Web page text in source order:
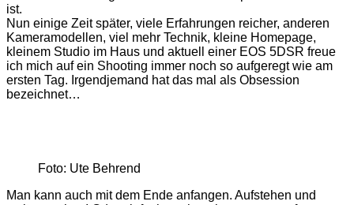
ist.
Nun einige Zeit später, viele Erfahrungen reicher, anderen
Kameramodellen, viel mehr Technik, kleine Homepage,
kleinem Studio im Haus und aktuell einer EOS 5DSR freue
ich mich auf ein Shooting immer noch so aufgeregt wie am
ersten Tag. Irgendjemand hat das mal als Obsession
bezeichnet…
Foto: Ute Behrend
Man kann auch mit dem Ende anfangen. Aufstehen und